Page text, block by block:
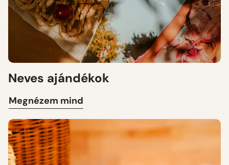
Neves ajándékok
Megnézem mind